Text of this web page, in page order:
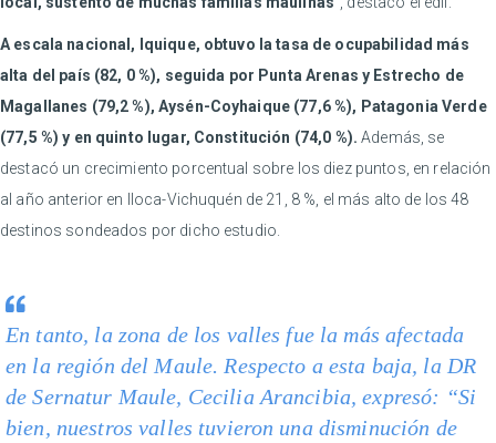
A escala nacional, Iquique, obtuvo la tasa de ocupabilidad más
alta del país (82, 0 %), seguida por Punta Arenas y Estrecho de
Magallanes (79,2 %), Aysén-Coyhaique (77,6 %), Patagonia Verde
(77,5 %) y en quinto lugar, Constitución (74,0 %). Además, se
destacó un crecimiento porcentual sobre los diez puntos, en relación
al año anterior en Iloca-Vichuquén de 21, 8 %, el más alto de los 48
destinos sondeados por dicho estudio.
En tanto, la zona de los valles fue la más afectada
en la región del Maule. Respecto a esta baja, la DR
de Sernatur Maule, Cecilia Arancibia, expresó: “Si
bien, nuestros valles tuvieron una disminución de